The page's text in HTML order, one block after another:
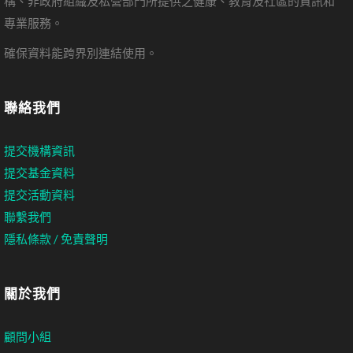
專業服務。
確保資料能跨界別連結使用。
聯絡我們
提交機構資訊
提交基金資料
提交活動資料
聯繫我們
隱私條款 / 免責聲明
關於我們
顧問小組